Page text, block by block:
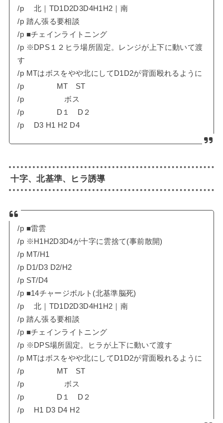
/p 北｜TD1D2D3D4H1H2｜南
/p 踏ん張る要相談
/p ■チェインライトニング
/p ※DPS１２ヒラ場所固定。レンジが上下に動いて渡
す
/p MTはボスをやや北にしてD1D2が背面殴れるように
/p MT ST
/p ボス
/p D１ D２
/p D3 H1 H2 D4
十字、北基準、ヒラ誘導
/p ■雷雲
/p ※H1H2D3D4が十字に雲捨て(事前散開)
/p MT/H1
/p D1/D3 D2/H2
/p ST/D4
/p ■14チャージボルト(北基準脳死)
/p 北｜TD1D2D3D4H1H2｜南
/p 踏ん張る要相談
/p ■チェインライトニング
/p ※DPS場所固定。ヒラが上下に動いて渡す
/p MTはボスをやや北にしてD1D2が背面殴れるように
/p MT ST
/p ボス
/p D１ D２
/p H1 D3 D4 H2